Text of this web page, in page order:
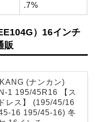
.7%
）16インチ
販
(ナンカン)
1 195/45R16 【ス
レス】 (195/45/16
16 195/45-16) 冬